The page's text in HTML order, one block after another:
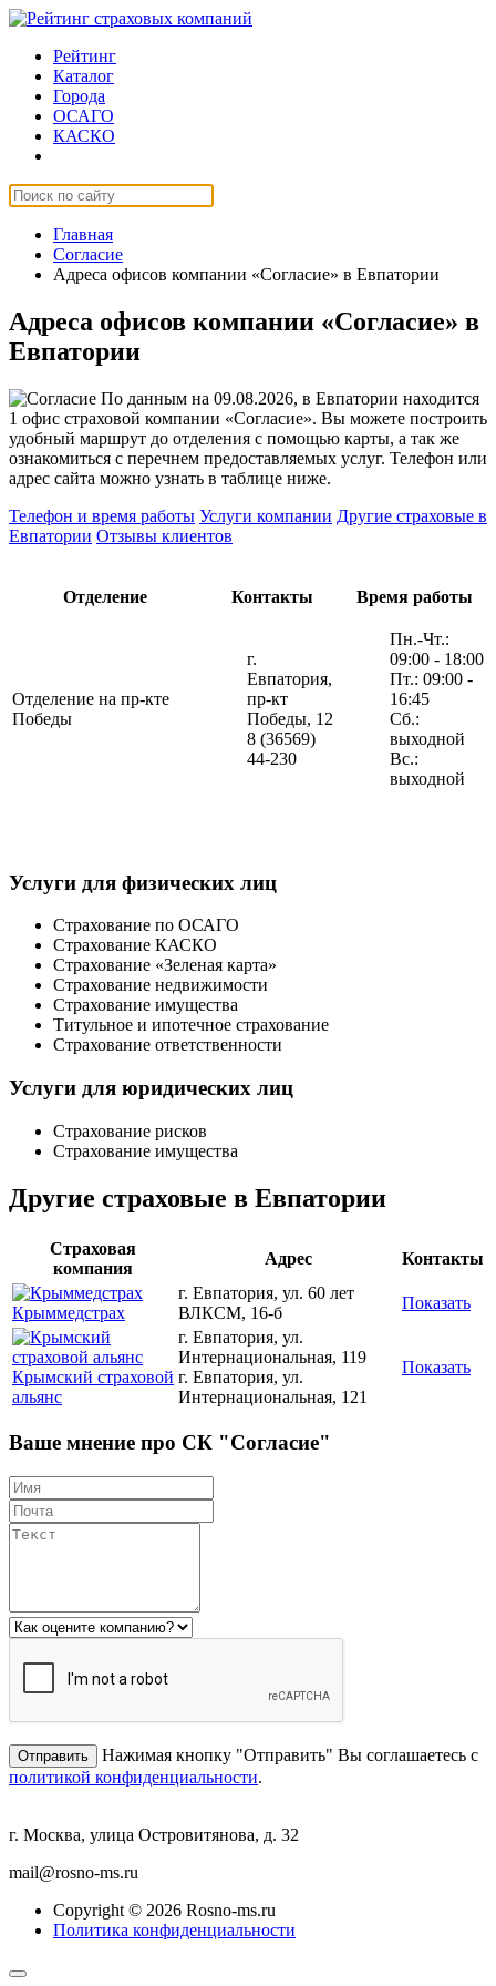
Рейтинг
Каталог
Города
ОСАГО
КАСКО
Главная
Согласие
Адреса офисов компании «Согласие» в Евпатории
Адреса офисов компании «Согласие» в
Евпатории
По данным на 09.08.2026, в Евпатории находится
1 офис страховой компании «Согласие». Вы можете построить
удобный маршрут до отделения с помощью карты, а так же
ознакомиться с перечнем предоставляемых услуг. Телефон или
адрес сайта можно узнать в таблице ниже.
Телефон и время работы Услуги компании Другие страховые в
Евпатории Отзывы клиентов
Отделение Контакты Время работы
Отделение на пр-кте
Победы
г.
Евпатория,
пр-кт
Победы, 12
8 (36569)
44-230
Пн.-Чт.:
09:00 - 18:00
Пт.: 09:00 -
16:45
Сб.:
выходной
Вс.:
выходной
Услуги для физических лиц
Страхование по ОСАГО
Страхование КАСКО
Страхование «Зеленая карта»
Страхование недвижимости
Страхование имущества
Титульное и ипотечное страхование
Страхование ответственности
Услуги для юридических лиц
Страхование рисков
Страхование имущества
Другие страховые в Евпатории
Страховая
компания
Адрес Контакты
Крыммедстрах
г. Евпатория, ул. 60 лет
ВЛКСМ, 16-б
Показать
Крымский страховой
альянс
г. Евпатория, ул.
Интернациональная, 119
г. Евпатория, ул.
Интернациональная, 121
Показать
Ваше мнение про СК "Согласие"
Нажимая кнопку "Отправить" Вы соглашаетесь с
политикой конфиденциальности.
г. Москва, улица Островитянова, д. 32
mail@rosno-ms.ru
Copyright © 2026 Rosno-ms.ru
Политика конфиденциальности